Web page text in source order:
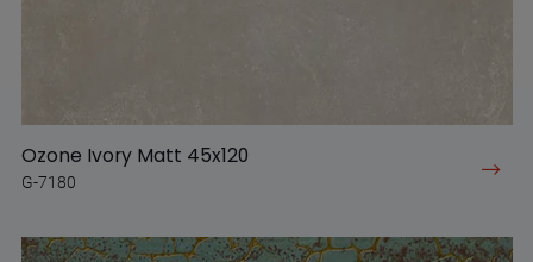
Ozone Ivory Matt 45x120
G-7180